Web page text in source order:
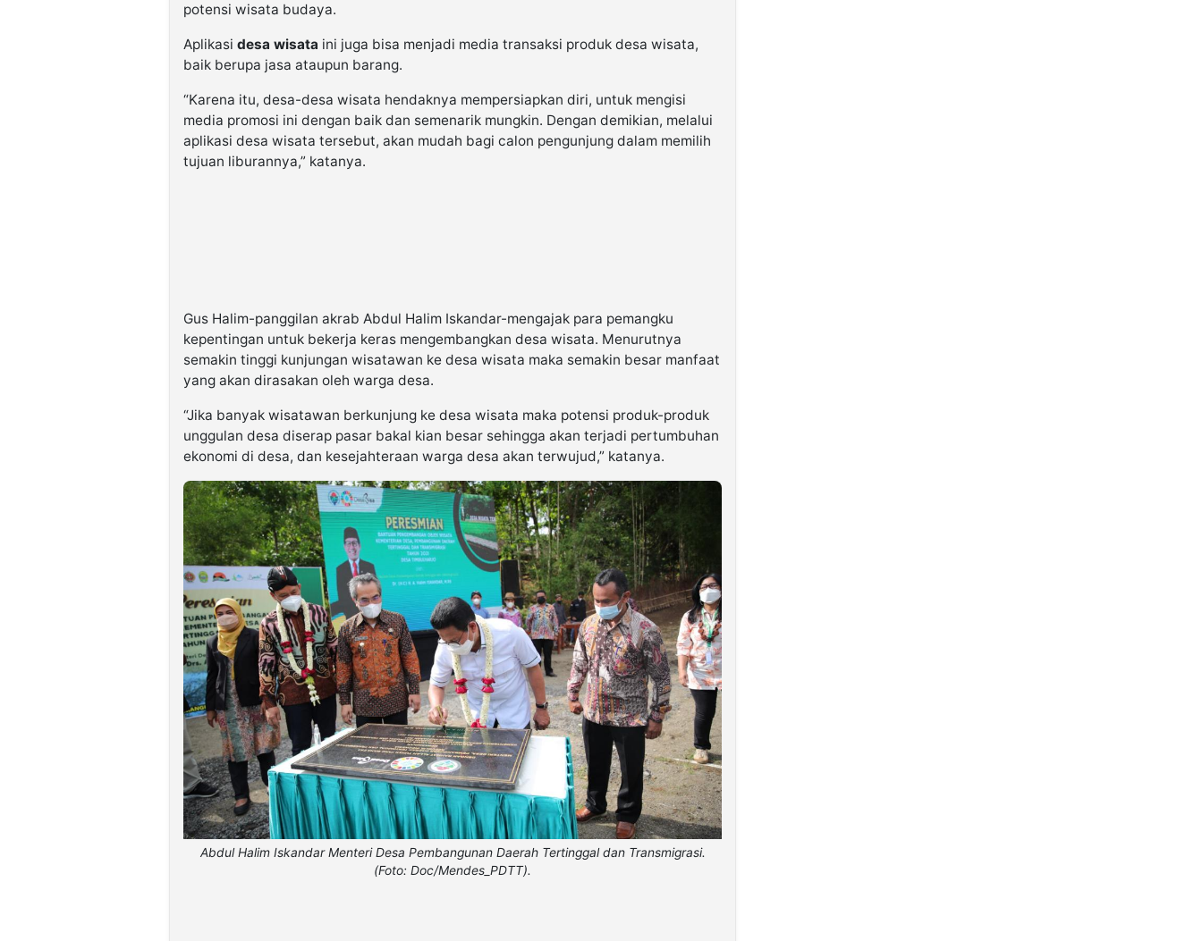
potensi wisata budaya.
Aplikasi desa wisata ini juga bisa menjadi media transaksi produk desa wisata,
baik berupa jasa ataupun barang.
“Karena itu, desa-desa wisata hendaknya mempersiapkan diri, untuk mengisi
media promosi ini dengan baik dan semenarik mungkin. Dengan demikian, melalui
aplikasi desa wisata tersebut, akan mudah bagi calon pengunjung dalam memilih
tujuan liburannya,” katanya.
Gus Halim-panggilan akrab Abdul Halim Iskandar-mengajak para pemangku
kepentingan untuk bekerja keras mengembangkan desa wisata. Menurutnya
semakin tinggi kunjungan wisatawan ke desa wisata maka semakin besar manfaat
yang akan dirasakan oleh warga desa.
“Jika banyak wisatawan berkunjung ke desa wisata maka potensi produk-produk
unggulan desa diserap pasar bakal kian besar sehingga akan terjadi pertumbuhan
ekonomi di desa, dan kesejahteraan warga desa akan terwujud,” katanya.
Abdul Halim Iskandar Menteri Desa Pembangunan Daerah Tertinggal dan Transmigrasi.
(Foto: Doc/Mendes_PDTT).